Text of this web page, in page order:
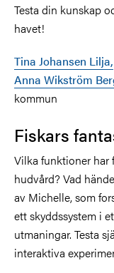
Testa din kunskap
havet!
Tina Johansen Lilja,
Anna Wikström
kommun
Fiskars
Vilka funktioner har
hudvård? Vad
av Michelle, som
ett skyddssystem i
utmaningar. Testa
interaktiva